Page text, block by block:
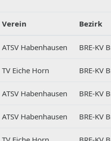
Verein Bezirk
ATSV Habenhausen BRE-KV
TV Eiche Horn BRE-KV
ATSV Habenhausen BRE-KV
ATSV Habenhausen BRE-KV